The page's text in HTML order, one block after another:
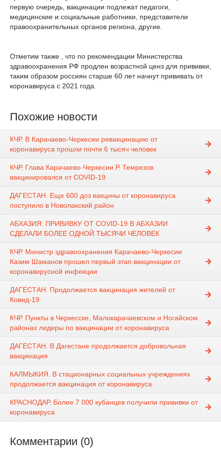
первую очередь, вакцинации подлежат педагоги,
медицинские и социальные работники, представители
правоохранительных органов региона, другие.
Отметим также , что по рекомендации Министерства
здравоохранения РФ продлен возрастной ценз для прививки,
таким образом россиян старше 60 лет начнут прививать от
коронавируса с 2021 года.
Похожие новости
КЧР. В Карачаево-Черкесии ревакцинацию от
коронавируса прошли почти 6 тысяч человек
КЧР. Глава Карачаево-Черкесии Р. Темрезов
вакцинировался от COVID-19
ДАГЕСТАН. Еще 600 доз вакцины от коронавируса
поступило в Новолакский район
АБХАЗИЯ: ПРИВИВКУ ОТ COVID-19 В АБХАЗИИ
СДЕЛАЛИ БОЛЕЕ ОДНОЙ ТЫСЯЧИ ЧЕЛОВЕК
КЧР. Министр здравоохранения Карачаево-Черкесии
Казим Шаманов прошел первый этап вакцинации от
коронавирусной инфекции
ДАГЕСТАН. Продолжается вакцинация жителей от
Ковид-19
КЧР. Пункты в Черкесске, Малокарачаевском и Ногайском
районах лидеры по вакцинации от коронавируса
ДАГЕСТАН. В Дагестане продолжается добровольная
вакцинация
КАЛМЫКИЯ. В стационарных социальных учреждениях
продолжается вакцинация от коронавируса
КРАСНОДАР. Более 7 000 кубанцев получили прививки от
коронавируса
Комментарии (0)